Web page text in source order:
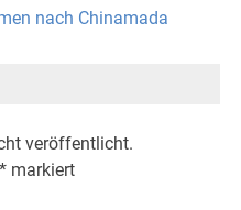
nach Chinamada
veröffentlicht.
* markiert